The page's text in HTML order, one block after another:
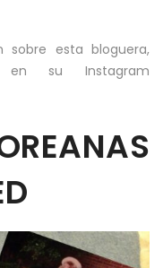
sobre esta bloguera,
su Instagram